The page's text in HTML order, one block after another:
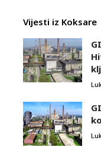
Vijesti iz Koksare